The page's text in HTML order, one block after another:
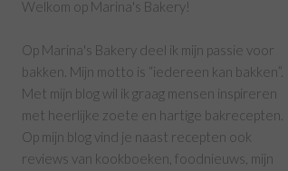
Welkom op Marina's Bakery!
Op Marina's Bakery deel ik mijn passie voor
bakken. Mijn motto is “iedereen kan bakken”.
Met mijn blog wil ik graag mensen inspireren
met heerlijke zoete en hartige bakrecepten.
Op mijn blog vind je naast recepten ook
reviews van kookboeken, foodnieuws, mijn